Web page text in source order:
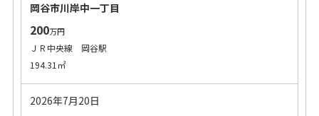
岡谷市川岸中一丁目
200万円
ＪＲ中央線 岡谷駅
194.31㎡
2026年7月20日